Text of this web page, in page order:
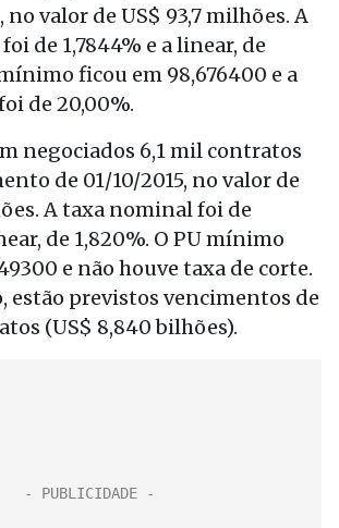
valor de US$ 93,7 milhões. A
de 1,7844% e a linear, de
mínimo ficou em 98,676400 e a
de 20,00%.
negociados 6,1 mil contratos
de 01/10/2015, no valor de
A taxa nominal foi de
de 1,820%. O PU mínimo
e não houve taxa de corte.
estão previstos vencimentos de
(US$ 8,840 bilhões).